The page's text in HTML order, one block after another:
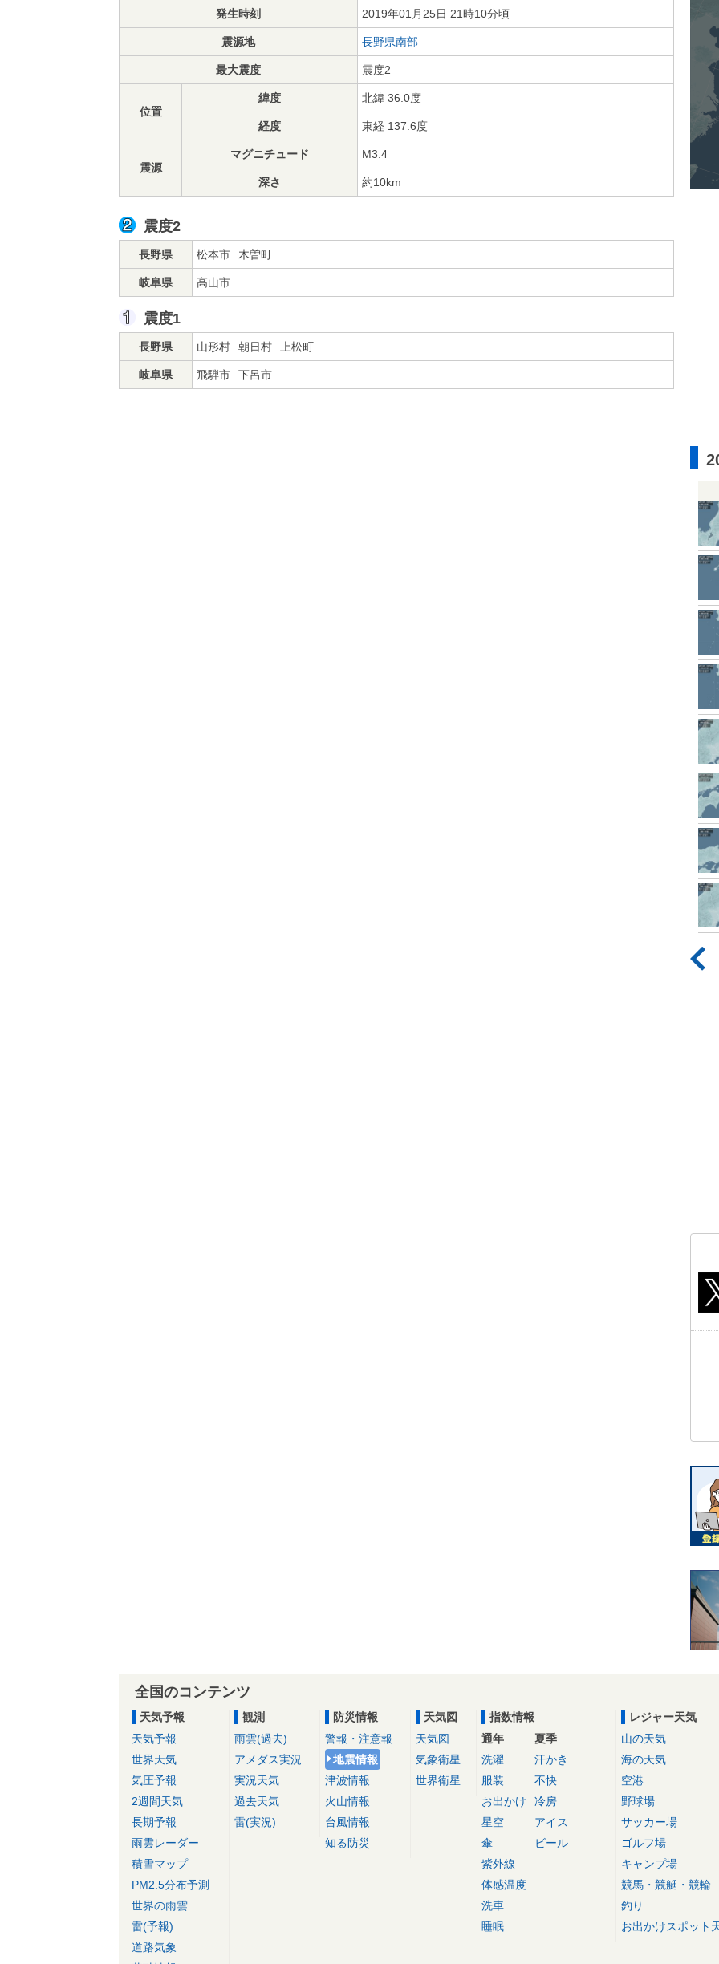
発生時刻 2019年01月25日 21時10分頃
震源地 長野県南部
最大震度 震度2
位置
緯度 北緯 36.0度
経度 東経 137.6度
震源
マグニチュード M3.4
深さ 約10km
震度2
長野県 松本市 木曽町
岐阜県 高山市
震度1
長野県 山形村 朝日村 上松町
岐阜県 飛騨市 下呂市
全国のコンテンツ
天気予報
天気予報
世界天気
気圧予報
2週間天気
長期予報
雨雲レーダー
積雪マップ
PM2.5分布予測
世界の雨雲
雷(予報)
道路気象
観測
雨雲(過去)
アメダス実況
実況天気
過去天気
雷(実況)
防災情報
警報・注意報
地震情報
津波情報
火山情報
台風情報
知る防災
天気図
天気図
気象衛星
世界衛星
指数情報
通年
洗濯
服装
お出かけ
星空
傘
紫外線
体感温度
洗車
睡眠
夏季
汗かき
不快
冷房
アイス
ビール
レジャー天気
山の天気
海の天気
空港
野球場
サッカー場
ゴルフ場
キャンプ場
競馬・競艇・競輪
釣り
お出かけスポット